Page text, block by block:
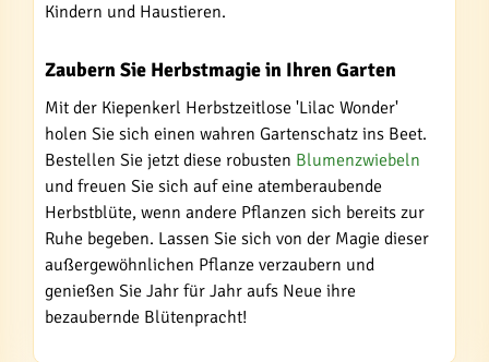
Kindern und Haustieren.
Zaubern Sie Herbstmagie in Ihren Garten
Mit der Kiepenkerl Herbstzeitlose 'Lilac Wonder'
holen Sie sich einen wahren Gartenschatz ins Beet.
Bestellen Sie jetzt diese robusten Blumenzwiebeln
und freuen Sie sich auf eine atemberaubende
Herbstblüte, wenn andere Pflanzen sich bereits zur
Ruhe begeben. Lassen Sie sich von der Magie dieser
außergewöhnlichen Pflanze verzaubern und
genießen Sie Jahr für Jahr aufs Neue ihre
bezaubernde Blütenpracht!